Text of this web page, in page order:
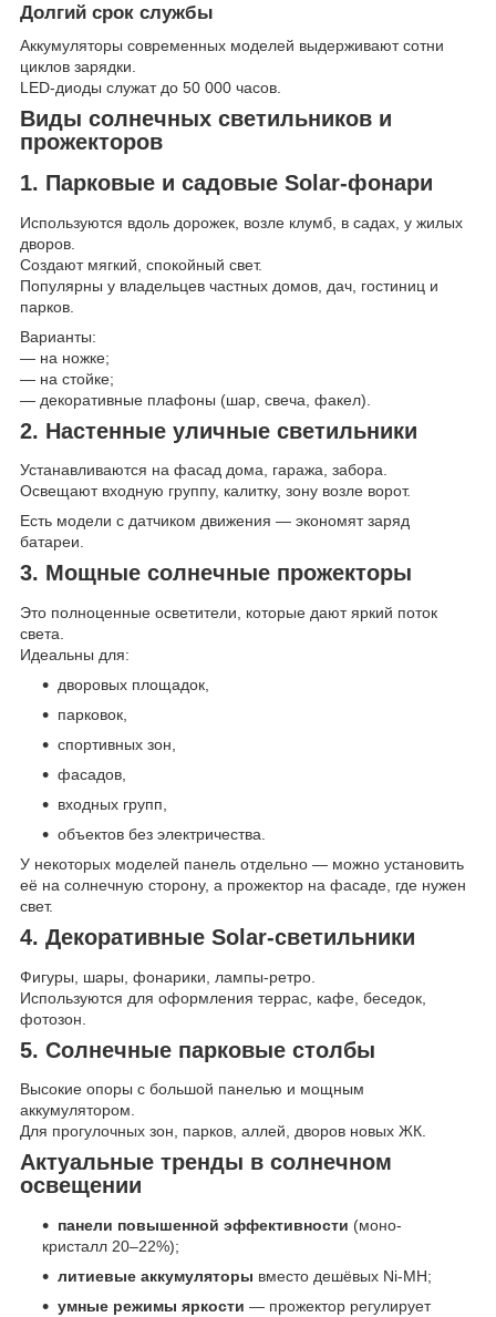
Долгий срок службы
Аккумуляторы современных моделей выдерживают сотни
циклов зарядки.
LED-диоды служат до 50 000 часов.
Виды солнечных светильников и
прожекторов
1. Парковые и садовые Solar-фонари
Используются вдоль дорожек, возле клумб, в садах, у жилых
дворов.
Создают мягкий, спокойный свет.
Популярны у владельцев частных домов, дач, гостиниц и
парков.
Варианты:
— на ножке;
— на стойке;
— декоративные плафоны (шар, свеча, факел).
2. Настенные уличные светильники
Устанавливаются на фасад дома, гаража, забора.
Освещают входную группу, калитку, зону возле ворот.
Есть модели с датчиком движения — экономят заряд
батареи.
3. Мощные солнечные прожекторы
Это полноценные осветители, которые дают яркий поток
света.
Идеальны для:
дворовых площадок,
парковок,
спортивных зон,
фасадов,
входных групп,
объектов без электричества.
У некоторых моделей панель отдельно — можно установить
её на солнечную сторону, а прожектор на фасаде, где нужен
свет.
4. Декоративные Solar-светильники
Фигуры, шары, фонарики, лампы-ретро.
Используются для оформления террас, кафе, беседок,
фотозон.
5. Солнечные парковые столбы
Высокие опоры с большой панелью и мощным
аккумулятором.
Для прогулочных зон, парков, аллей, дворов новых ЖК.
Актуальные тренды в солнечном
освещении
панели повышенной эффективности (моно-
кристалл 20–22%);
литиевые аккумуляторы вместо дешёвых Ni-MH;
умные режимы яркости — прожектор регулирует